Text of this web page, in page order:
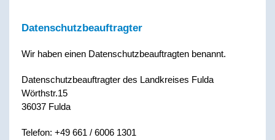
Datenschutz­beauftragter
Wir haben einen Datenschutzbeauftragten benannt.
Datenschutzbeauftragter des Landkreises Fulda
Wörthstr.15
36037 Fulda
Telefon: +49 661 / 6006 1301